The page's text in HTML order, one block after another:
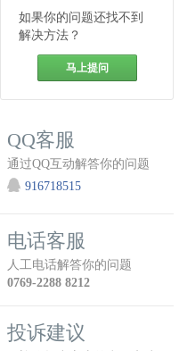
如果你的问题还找不到
解决方法？
马上提问
QQ客服
通过QQ互动解答你的问题
916718515
电话客服
人工电话解答你的问题
0769-2288 8212
投诉建议